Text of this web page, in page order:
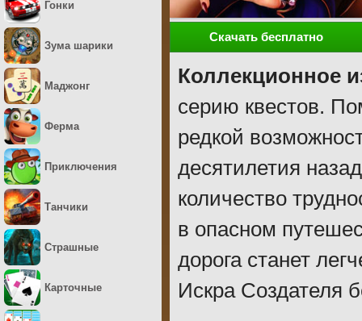
Скачать бесплатно
Коллекционное
серию квестов.
редкой
десятилетия
количество
в опасном
дорога станет
Искра Создателя
Гонки
Зума шарики
Маджонг
Ферма
Приключения
Танчики
Страшные
Карточные